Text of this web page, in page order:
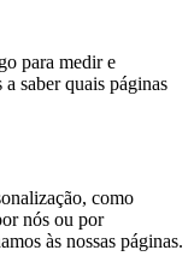
para medir e
saber quais páginas
como
nós ou por
às nossas páginas.